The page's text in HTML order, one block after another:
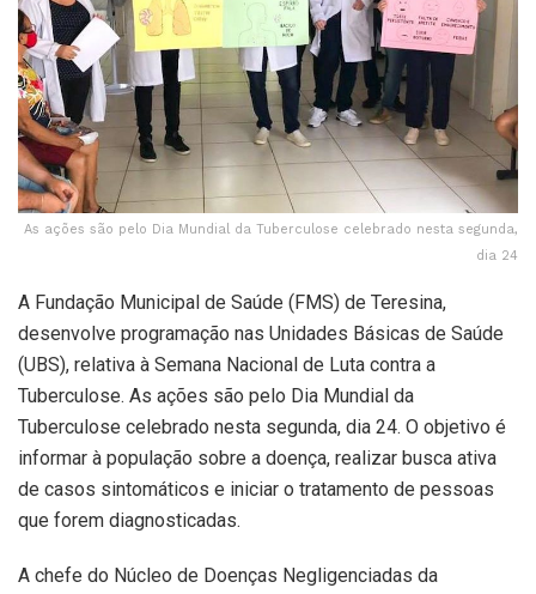
As ações são pelo Dia Mundial da Tuberculose celebrado nesta segunda,
dia 24
A Fundação Municipal de Saúde (FMS) de Teresina,
desenvolve programação nas Unidades Básicas de Saúde
(UBS), relativa à Semana Nacional de Luta contra a
Tuberculose. As ações são pelo Dia Mundial da
Tuberculose celebrado nesta segunda, dia 24. O objetivo é
informar à população sobre a doença, realizar busca ativa
de casos sintomáticos e iniciar o tratamento de pessoas
que forem diagnosticadas.
A chefe do Núcleo de Doenças Negligenciadas da